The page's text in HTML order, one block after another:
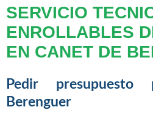
SERVICIO
ENROLLABLES
EN CANET DE
Pedir
Berenguer